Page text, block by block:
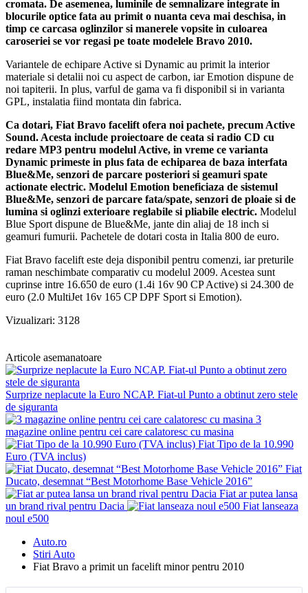
cromata. De asemenea, luminile de semnalizare integrate in
blocurile optice fata au primit o nuanta ceva mai deschisa, in
timp ce carcasa oglinzilor si manerele vopsite in culoarea
caroseriei se vor regasi pe toate modelele Bravo 2010.
Variantele de echipare Active si Dynamic au primit la interior
materiale si detalii noi cu aspect de carbon, iar Emotion dispune de
noi tapiterii. In plus, varful de gama va fi disponibil si in varianta
GPL, instalatia fiind montata din fabrica.
Ca dotari, Fiat Bravo facelift ofera noi pachete, precum Active
Sound. Acesta include proiectoare de ceata si radio CD cu
redare MP3 pentru modelul Active, in vreme ce varianta
Dynamic primeste in plus fata de echiparea de baza interfata
Blue&Me, senzori de parcare posteriori si geamuri spate
actionate electric. Modelul Emotion beneficiaza de sistemul
Blue&Me, senzori de parcare fata/spate, senzori de ploaie si de
lumina si oglinzi exterioare reglabile si pliabile electric. Modelul
Blue Sport dispune de Blue&Me, jante din aliaj de 18 inch si
geamuri fumurii. Pachetele de dotari costa in Italia 800 de euro.
Fiat Bravo facelift este deja disponibil pentru comenzi, iar preturile
raman neschimbate comparativ cu modelul 2009. Acestea sunt
cuprinse intre 16.650 de euro (1.4i 16v 90 CP Active) si 24.300 de
euro (2.0 MultiJet 16v 165 CP DPF Sport si Emotion).
Vizualizari: 3128
Articole asemanatoare
Surprize neplacute la Euro NCAP. Fiat-ul Punto a obtinut zero stele
de siguranta
3
magazine online pentru cei care calatoresc cu masina
Fiat Tipo de la 10.990
Euro (TVA inclus)
Fiat
Ducato, desemnat “Best Motorhome Base Vehicle 2016”
Fiat ar putea lansa
un brand rival pentru Dacia
Fiat lanseaza
noul e500
Auto.ro
Stiri Auto
Fiat Bravo a primit un facelift minor pentru 2010